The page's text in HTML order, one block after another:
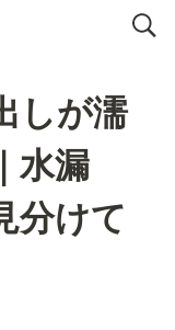
しが濡
水漏
分けて